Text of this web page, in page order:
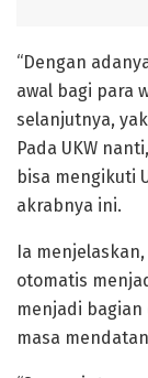
“Dengan
awal bagi para
selanjutnya,
Pada UKW
bisa mengikuti
akrabnya ini.
Ia
otomatis
menjadi
masa